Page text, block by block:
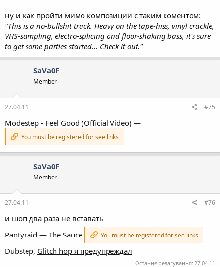
ну и как пройти мимо композиции с таким коментом:
"This is a no-bullshit track. Heavy on the tape-hiss, vinyl crackle,
VHS-sampling, electro-splicing and floor-shaking bass, it's sure
to get some parties started... Check it out."
SaVa0F
Member
27.04.11 #75
Modestep - Feel Good (Official Video) —
You must be registered for see links
SaVa0F
Member
27.04.11 #76
и шоп два раза не вставать
Pantyraid — The Sauce
You must be registered for see links
Dubstep, Glitch hop я предупреждал
Останнє редагування: 27.04.11